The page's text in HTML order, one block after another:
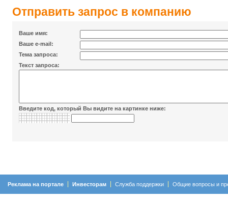
Отправить запрос в компанию
Ваше имя:
Ваше e-mail:
Тема запроса:
Текст запроса:
Введите код, который Вы видите на картинке ниже:
Реклама на портале Инвесторам Служба поддержки Общие вопросы и